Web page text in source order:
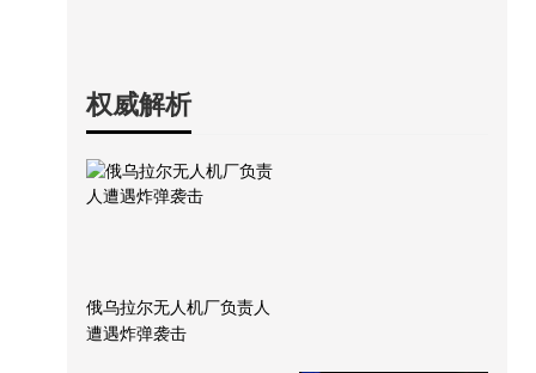
权威解析
俄乌拉尔无人机厂负责人
遭遇炸弹袭击